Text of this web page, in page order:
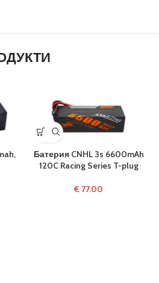
Батерия CNHL 3s 6600mAh
120C Racing Series T-plug
€ 77.00